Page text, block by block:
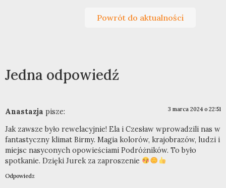
Powrót do aktualności
Jedna odpowiedź
Anastazja pisze: 3 marca 2024 o 22:51
Jak zawsze było rewelacyjnie! Ela i Czesław wprowadzili nas w
fantastyczny klimat Birmy. Magia kolorów, krajobrazów, ludzi i
miejsc nasyconych opowieściami Podróżników. To było
spotkanie. Dzięki Jurek za zaproszenie
Odpowiedz